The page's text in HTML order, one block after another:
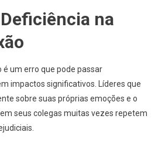
na
um erro que pode passar
impactos significativos. Líderes que
sobre suas próprias emoções e o
seus colegas muitas vezes repetem